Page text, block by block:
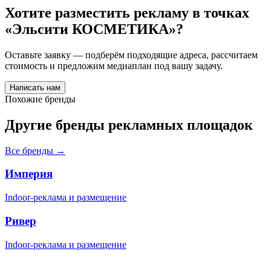
Хотите разместить рекламу в точках
«Эльсити КОСМЕТИКА»?
Оставьте заявку — подберём подходящие адреса, рассчитаем
стоимость и предложим медиаплан под вашу задачу.
Написать нам
Похожие бренды
Другие бренды рекламных площадок
Все бренды →
Империя
Indoor-реклама и размещение
Ривер
Indoor-реклама и размещение